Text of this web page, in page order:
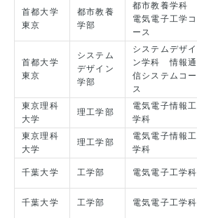
首都大学
東京
都市教養
学部
都市教養学科
電気電子工学コ
ース
首都大学
東京
システム
デザイン
学部
システムデザイ
ン学科 情報通
信システムコー
ス
東京理科
大学
理工学部
電気電子情報工
学科
東京理科
大学
理工学部
電気電子情報工
学科
千葉大学 工学部 電気電子工学科
千葉大学 工学部 電気電子工学科